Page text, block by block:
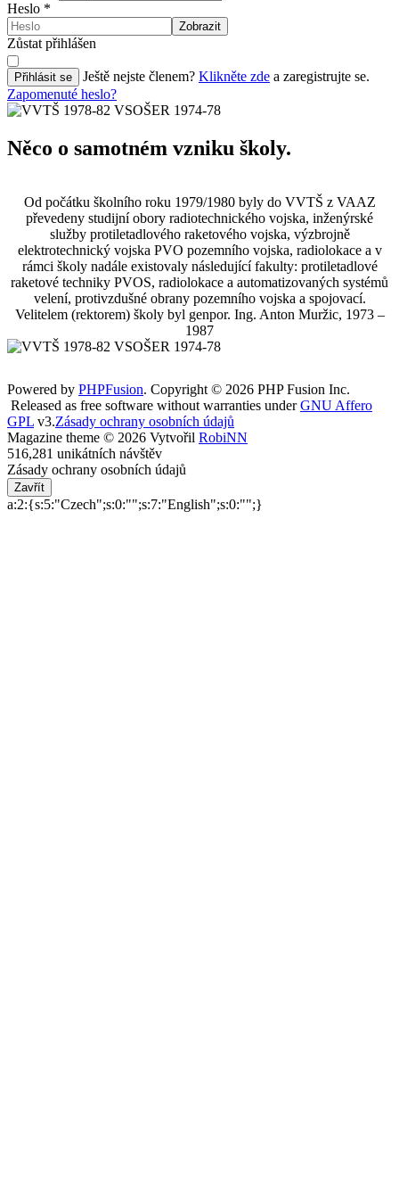
Heslo *
Zobrazit
Zůstat přihlášen
Přihlásit se Ještě nejste členem? Klikněte zde a zaregistrujte se.
Zapomenuté heslo?
Něco o samotném vzniku školy.
Od počátku školního roku 1979/1980 byly do VVTŠ z VAAZ
převedeny studijní obory radiotechnického vojska, inženýrské
služby protiletadlového raketového vojska, výzbrojně
elektrotechnický vojska PVO pozemního vojska, radiolokace a v
rámci školy nadále existovaly následující fakulty: protiletadlové
raketové techniky PVOS, radiolokace a automatizovaných systémů
velení, protivzdušné obrany pozemního vojska a spojovací.
Velitelem (rektorem) školy byl genpor. Ing. Anton Muržic, 1973 –
1987
Powered by PHPFusion. Copyright © 2026 PHP Fusion Inc.
Released as free software without warranties underGNU Affero
GPL v3.Zásady ochrany osobních údajů
Magazine theme © 2026 Vytvořil RobiNN
516,281 unikátních návštěv
Zásady ochrany osobních údajů
Zavřít
a:2:{s:5:"Czech";s:0:"";s:7:"English";s:0:"";}